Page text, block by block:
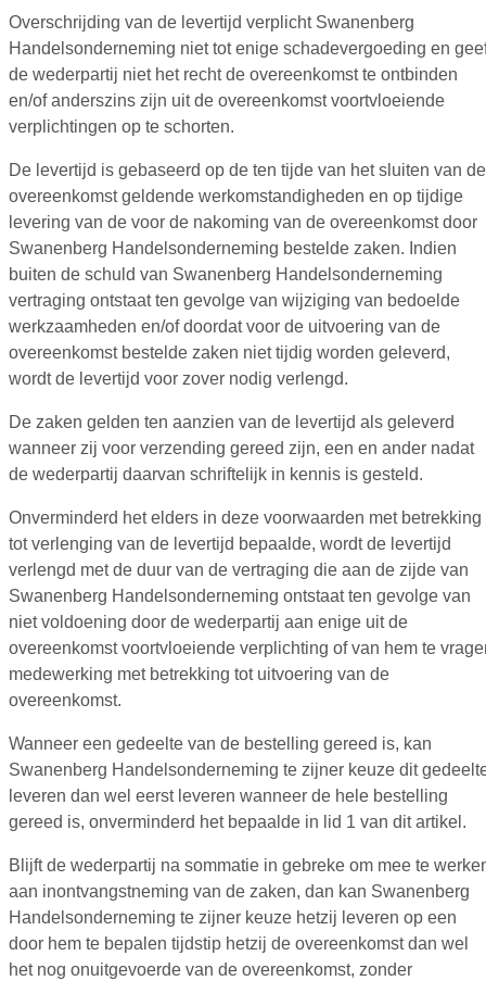
Overschrijding van de levertijd verplicht Swanenberg
Handelsonderneming niet tot enige schadevergoeding en
de wederpartij niet het recht de overeenkomst te ontbinden
en/of anderszins zijn uit de overeenkomst voortvloeiende
verplichtingen op te schorten.
De levertijd is gebaseerd op de ten tijde van het sluiten van de
overeenkomst geldende werkomstandigheden en op tijdige
levering van de voor de nakoming van de overeenkomst door
Swanenberg Handelsonderneming bestelde zaken. Indien
buiten de schuld van Swanenberg Handelsonderneming
vertraging ontstaat ten gevolge van wijziging van bedoelde
werkzaamheden en/of doordat voor de uitvoering van de
overeenkomst bestelde zaken niet tijdig worden geleverd,
wordt de levertijd voor zover nodig verlengd.
De zaken gelden ten aanzien van de levertijd als geleverd
wanneer zij voor verzending gereed zijn, een en ander nadat
de wederpartij daarvan schriftelijk in kennis is gesteld.
Onverminderd het elders in deze voorwaarden met betrekking
tot verlenging van de levertijd bepaalde, wordt de levertijd
verlengd met de duur van de vertraging die aan de zijde van
Swanenberg Handelsonderneming ontstaat ten gevolge van
niet voldoening door de wederpartij aan enige uit de
overeenkomst voortvloeiende verplichting of van hem te
medewerking met betrekking tot uitvoering van de
overeenkomst.
Wanneer een gedeelte van de bestelling gereed is, kan
Swanenberg Handelsonderneming te zijner keuze dit
leveren dan wel eerst leveren wanneer de hele bestelling
gereed is, onverminderd het bepaalde in lid 1 van dit artikel.
Blijft de wederpartij na sommatie in gebreke om mee te
aan inontvangstneming van de zaken, dan kan Swanenberg
Handelsonderneming te zijner keuze hetzij leveren op een
door hem te bepalen tijdstip hetzij de overeenkomst dan wel
het nog onuitgevoerde van de overeenkomst, zonder